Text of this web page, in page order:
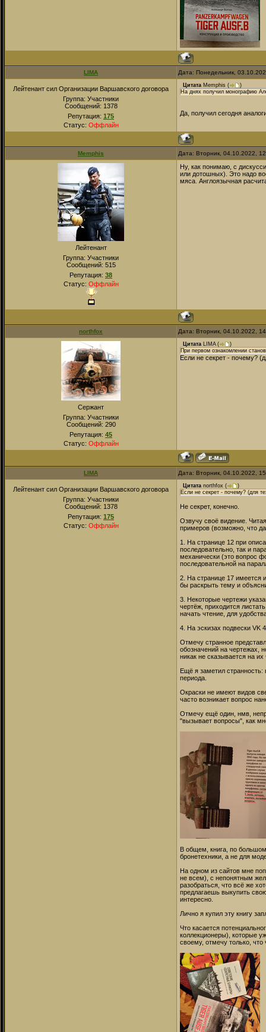
LIMA Дата: Понедельник,
Лейтенант сил Организации Варшавского договора
Группа: Участники
Сообщений: 1378
Репутация: 175
Статус: Оффлайн
Цитата Memphis (
)
На днях получил монографию
Да, получил сегодня
Memphis Дата: Вторник, 04.10.2022,
Лейтенант
Группа: Участники
Сообщений: 515
Репутация: 38
Статус: Оффлайн
Ну, как понимаю, с
или дотошных). Это надо
мяса. Англоязычная
northfox Дата: Вторник, 04.10.2022,
Сержант
Группа: Участники
Сообщений: 290
Репутация: 45
Статус: Оффлайн
Цитата LIMA(
)
При первом ознакомлении
Если не секрет - почему?
LIMA Дата: Вторник, 04.10.2022,
Лейтенант сил Организации Варшавского договора
Группа: Участники
Сообщений: 1378
Репутация: 175
Статус: Оффлайн
Цитата northfox (
)
Если не секрет - почему? (для
Не секрет, конечно.
Озвучу своё видение.
примеров (возможно, что
1. На странице 12 при
последовательно, так и
механически (это вопрос
последовательной на
2. На странице 17 имеется
бы раскрыть тему и
3. Некоторые чертежи
чертёж, приходится
начать чтение, для
4. На эскизах подвески VK
Отмечу странное
обозначений на чертежах,
никак не сказывается на их
Ещё я заметил странность:
периода.
Окраски не имеют видов
часто возникает вопрос
Отмечу ещё один, нмв,
"вызывает вопросы", как
В общем, книга, по
бронетехники, а не для
На одном из сайтов мне
не всем), с непонятным
разобраться, что всё же
предлагаешь выкупить
интересно.
Лично я купил эту книгу
Что касается
коллекционеры), которые
своему, отмечу только,